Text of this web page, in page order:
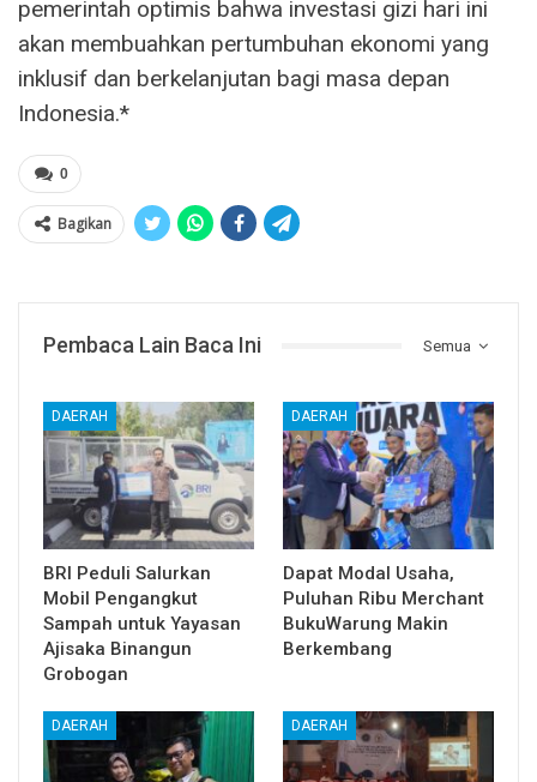
pemerintah optimis bahwa investasi gizi hari ini
akan membuahkan pertumbuhan ekonomi yang
inklusif dan berkelanjutan bagi masa depan
Indonesia.*
0
Bagikan
Semua
Pembaca Lain Baca Ini
DAERAH
BRI Peduli Salurkan
Mobil Pengangkut
Sampah untuk Yayasan
Ajisaka Binangun
Grobogan
DAERAH
Dapat Modal Usaha,
Puluhan Ribu Merchant
BukuWarung Makin
Berkembang
DAERAH DAERAH